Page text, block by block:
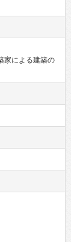
家による建築の